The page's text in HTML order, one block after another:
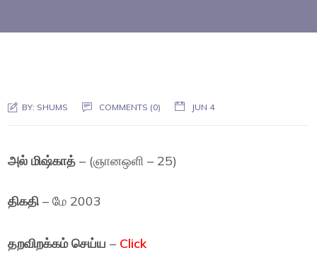
BY: SHUMS COMMENTS (0) JUN 4
அல் மிஷ்காத் – (ஞானஒளி – 25)
திகதி – மே 2003
தறவிறக்கம் செய்ய – Click